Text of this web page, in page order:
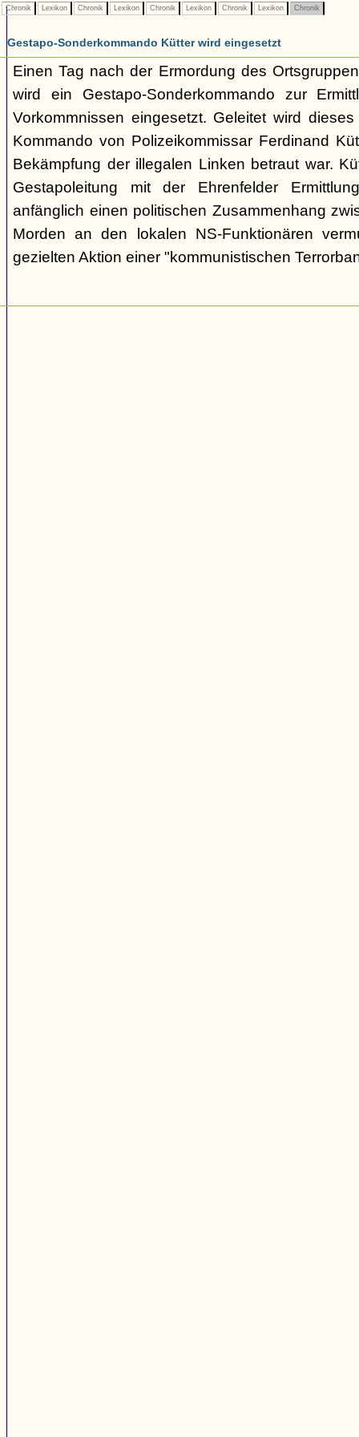
Chronik Lexikon Chronik Lexikon Chronik Lexikon Chronik Lexikon Chronik
Gestapo-Sonderkommando Kütter wird eingesetzt
Einen Tag nach der Ermordung des
wird ein Gestapo-Sonderkommando zur
Vorkommnissen eingesetzt. Geleitet wird
Kommando von Polizeikommissar Ferdinand
Bekämpfung der illegalen Linken betraut war.
Gestapoleitung mit der Ehrenfelder
anfänglich einen politischen Zusammenhang
Morden an den lokalen NS-Funktionären
gezielten Aktion einer "kommunistischen